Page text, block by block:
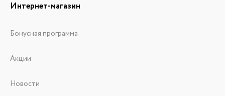
Интернет-магазин
Бонусная программа
Акции
Новости